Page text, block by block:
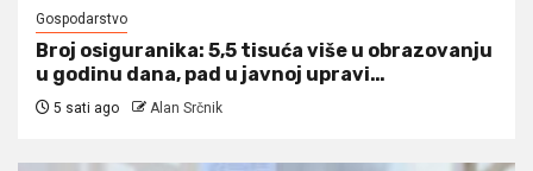
Gospodarstvo
Broj osiguranika: 5,5 tisuća više u obrazovanju
u godinu dana, pad u javnoj upravi…
5 sati ago Alan Srčnik